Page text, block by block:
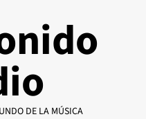
DE LA MÚSICA